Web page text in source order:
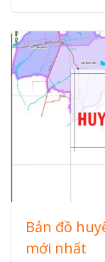
Bản đồ
mới nhất